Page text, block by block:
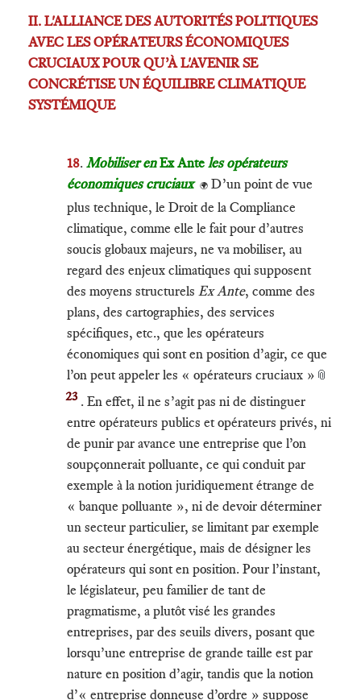
II. L'ALLIANCE DES AUTORITÉS POLITIQUES
AVEC LES OPÉRATEURS ÉCONOMIQUES
CRUCIAUX POUR QU’À L'AVENIR SE
CONCRÉTISE UN ÉQUILIBRE CLIMATIQUE
SYSTÉMIQUE
18. Mobiliser enEx Ante les opérateurs
économiques cruciaux
🌍 D’un point de vue
plus technique, le Droit de la Compliance
climatique, comme elle le fait pour d’autres
soucis globaux majeurs, ne va mobiliser, au
regard des enjeux climatiques qui supposent
des moyens structurels Ex Ante, comme des
plans, des cartographies, des services
spécifiques, etc., que les opérateurs
économiques qui sont en position d’agir, ce que
l’on peut appeler les « opérateurs cruciaux » 📎
23 . En effet, il ne s’agit pas ni de distinguer
entre opérateurs publics et opérateurs privés, ni
de punir par avance une entreprise que l’on
soupçonnerait polluante, ce qui conduit par
exemple à la notion juridiquement étrange de
« banque polluante », ni de devoir déterminer
un secteur particulier, se limitant par exemple
au secteur énergétique, mais de désigner les
opérateurs qui sont en position. Pour l’instant,
le législateur, peu familier de tant de
pragmatisme, a plutôt visé les grandes
entreprises, par des seuils divers, posant que
lorsqu’une entreprise de grande taille est par
nature en position d’agir, tandis que la notion
d’« entreprise donneuse d’ordre » suppose